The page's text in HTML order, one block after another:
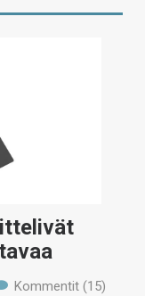
Kommentit (15)